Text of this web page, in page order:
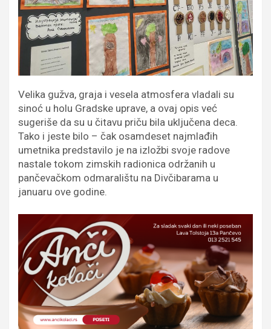
Velika gužva, graja i vesela atmosfera vladali su
sinoć u holu Gradske uprave, a ovaj opis već
sugeriše da su u čitavu priču bila uključena deca.
Tako i jeste bilo – čak osamdeset najmlađih
umetnika predstavilo je na izložbi svoje radove
nastale tokom zimskih radionica održanih u
pančevačkom odmaralištu na Divčibarama u
januaru ove godine.